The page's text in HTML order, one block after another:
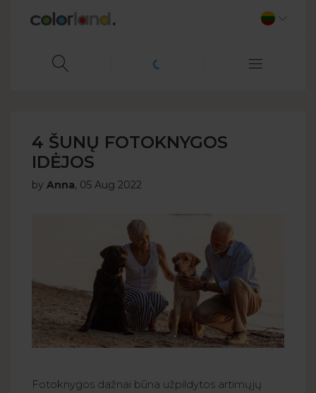
4 ŠUNŲ FOTOKNYGOS
IDĖJOS
by Anna, 05 Aug 2022
Fotoknygos dažnai būna užpildytos artimųjų